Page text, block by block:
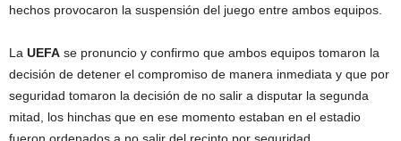
hechos provocaron la suspensión del juego entre ambos equipos.
La UEFA se pronuncio y confirmo que ambos equipos tomaron la
decisión de detener el compromiso de manera inmediata y que por
seguridad tomaron la decisión de no salir a disputar la segunda
mitad, los hinchas que en ese momento estaban en el estadio